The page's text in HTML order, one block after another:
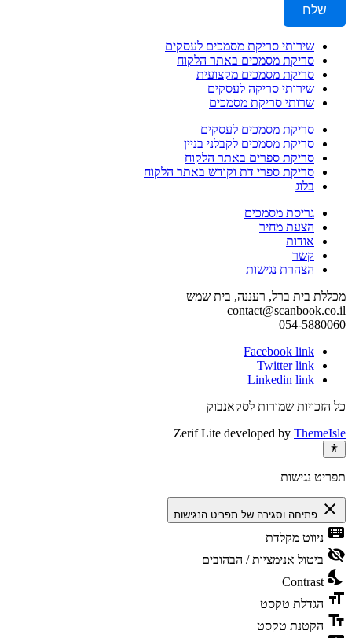
שלח
שירותי סריקת מסמכים לעסקים
סריקת מסמכים באתר הלקוח
סריקת מסמכים מקצועית
שירותי סריקה לעסקים
שרותי סריקת מסמכים
סריקת מסמכים לעסקים
סריקת מסמכים לקבלני בניין
סריקת ספרים באתר הלקוח
סריקת ספרי דת וקודש באתר הלקוח
בלוג
גריסת מסמכים
הצעת מחיר
אודות
קשר
הצהרת נגישות
מכללת בית ברל, רעננה, בית שמש
contact@scanbook.co.il
054-5880060
Facebook link
Twitter link
Linkedin link
כל הזכויות שמורות לסקאנבוק
Zerif Lite developed by ThemeIsle
תפריט נגישות
close פתיחה וסגירה של תפריט הנגישות
keyboard ניווט מקלדת
visibility_off ביטול אנימציות / הבהובים
nights_stay
Contrast
format_size הגדלת טקסט
text_fields הקטנת טקסט